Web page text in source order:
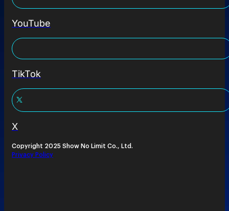
YouTube
TikTok
X
Copyright 2025 Show No Limit Co., Ltd.
Privacy Policy